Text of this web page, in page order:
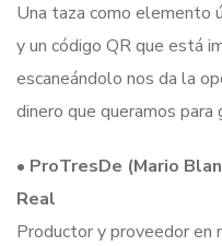
Una taza como elemento
y un código QR que está
escaneándolo nos da la
dinero que queramos
• ProTresDe (Mario
Real
Productor y proveedor en